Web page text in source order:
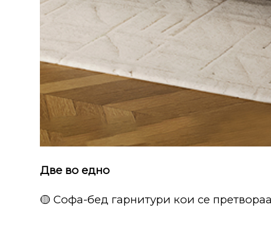
Две во едно
🟡 Софа-бед гарнитури кои се